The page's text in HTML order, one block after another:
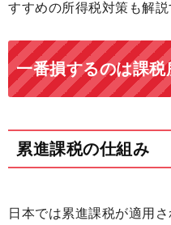
すすめの所得税対策も解説
一番損するのは課
累進課税の仕組み
日本では累進課税が適用